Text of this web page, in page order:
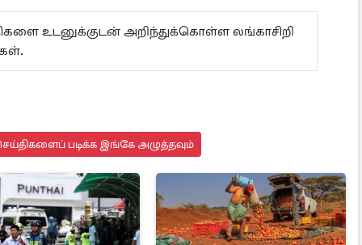
உடனுக்குடன் அறிந்துக்கொள்ள லங்காசிறி
படிக்க இங்கே அழுத்தவும்